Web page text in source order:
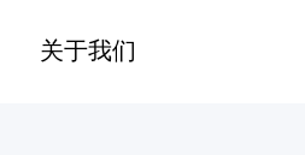
关于我们